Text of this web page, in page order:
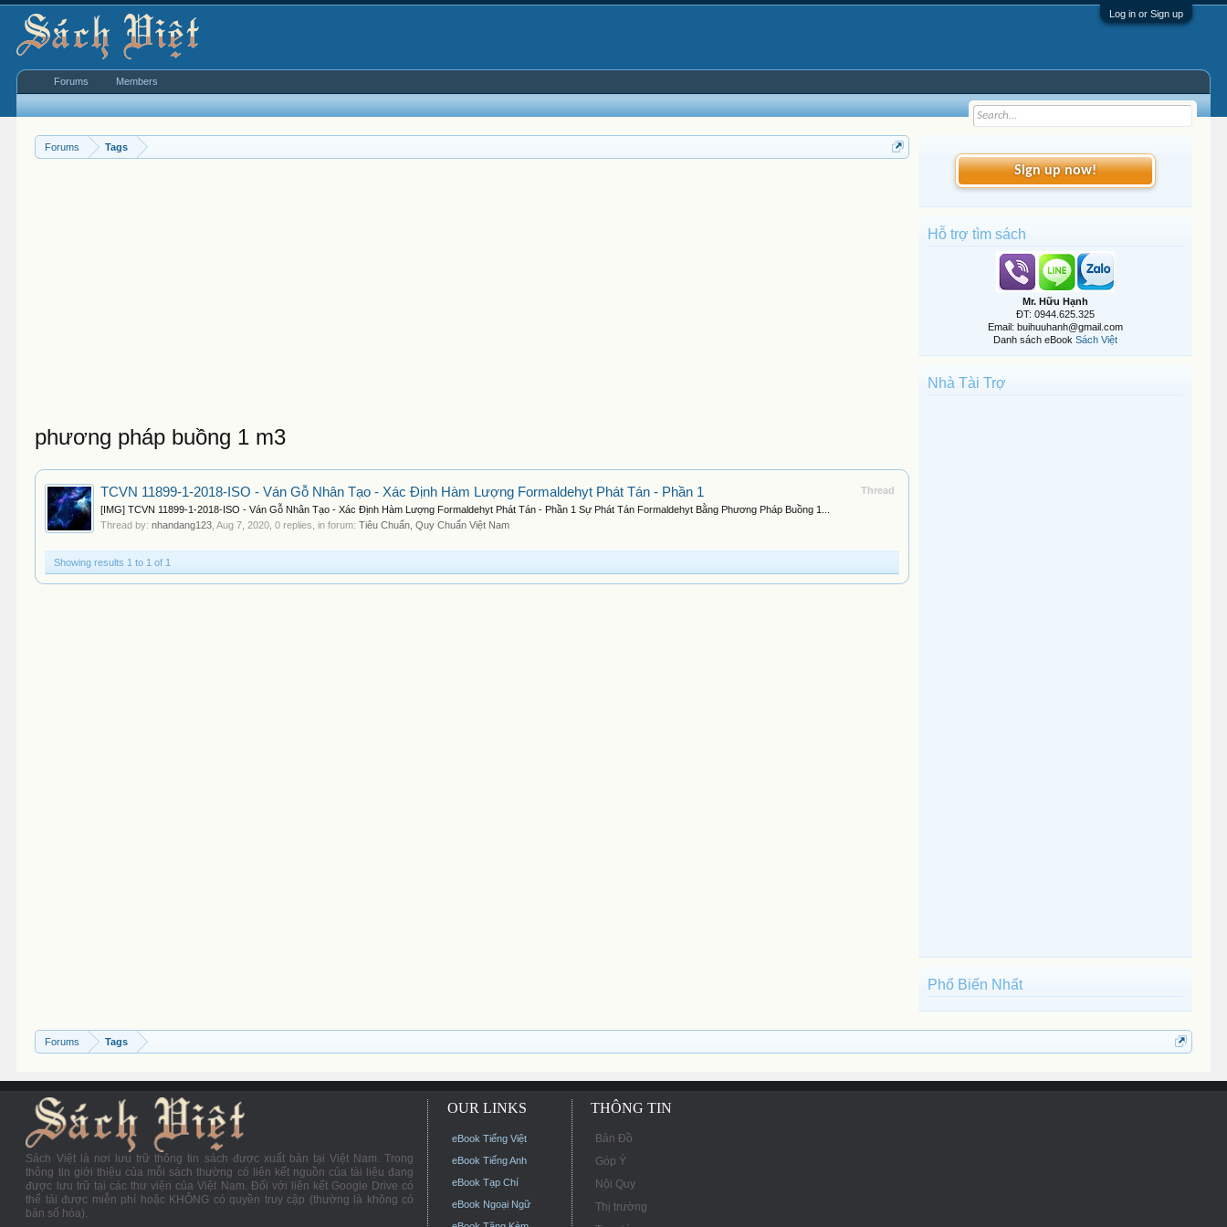
Log in or Sign up
Forums Tags
phương pháp buồng 1 m3
Thread
TCVN 11899-1-2018-ISO - Ván Gỗ Nhân Tạo - Xác Định Hàm Lượng Formaldehyt Phát Tán - Phần 1
[IMG] TCVN 11899-1-2018-ISO - Ván Gỗ Nhân Tạo - Xác Định Hàm Lượng Formaldehyt Phát Tán - Phần 1 Sự Phát Tán Formaldehyt Bằng Phương Pháp Buồng 1...
Thread by:nhandang123 ,Aug 7, 2020 , 0 replies, in forum:Tiêu Chuẩn, Quy Chuẩn Việt Nam
Showing results 1 to 1 of 1
Sign up now!
Hỗ trợ tìm sách
Mr. Hữu Hạnh
ĐT: 0944.625.325
Email: buihuuhanh@gmail.com
Danh sách eBook Sách Việt
Nhà Tài Trợ
Phổ Biến Nhất
Forums Tags
Forums Members
Sách Việt là nơi lưu trữ thông tin sách được xuất bản tại Việt Nam. Trong
thông tin giới thiệu của mỗi sách thường có liên kết nguồn của tài liệu đang
được lưu trữ tại các thư viện của Việt Nam. Đối với liên kết Google Drive có
thể tải được miễn phí hoặc KHÔNG có quyền truy cập (thường là không có
bản số hóa).
OUR LINKS
eBook Tiếng Việt
eBook Tiếng Anh
eBook Tạp Chí
eBook Ngoại Ngữ
THÔNG TIN
Bản Đồ
Góp Ý
Nội Quy
Thị trường